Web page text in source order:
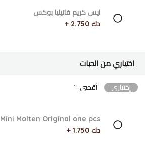
ايس كريم فانيليا بوكس
دك 2.750 +
اختياري من الحبات
إختياري أقصى: 1
Mini Molten Original one pcs
دك 1.750 +